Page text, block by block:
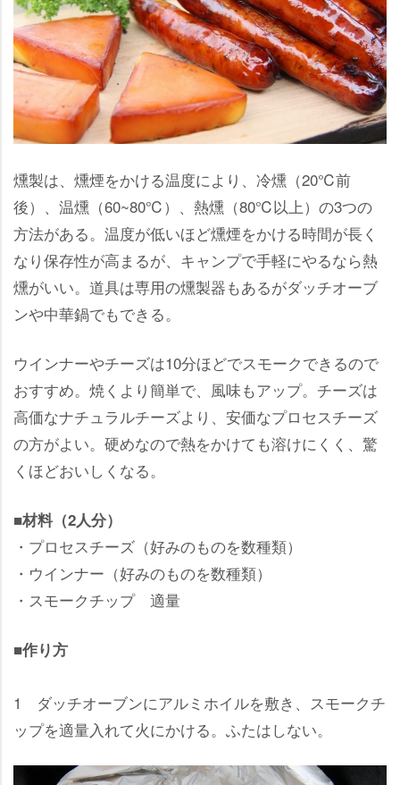
燻製は、燻煙をかける温度により、冷燻（20℃前
後）、温燻（60~80℃）、熱燻（80℃以上）の3つの
方法がある。温度が低いほど燻煙をかける時間が長く
なり保存性が高まるが、キャンプで手軽にやるなら熱
燻がいい。道具は専用の燻製器もあるがダッチオーブ
ンや中華鍋でもできる。
ウインナーやチーズは10分ほどでスモークできるので
おすすめ。焼くより簡単で、風味もアップ。チーズは
高価なナチュラルチーズより、安価なプロセスチーズ
の方がよい。硬めなので熱をかけても溶けにくく、驚
くほどおいしくなる。
■材料（2人分）
・プロセスチーズ（好みのものを数種類）
・ウインナー（好みのものを数種類）
・スモークチップ 適量
■作り方
1 ダッチオーブンにアルミホイルを敷き、スモークチ
ップを適量入れて火にかける。ふたはしない。